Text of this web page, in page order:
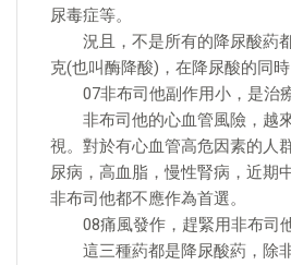
尿毒症等。
況且，不是所有的降尿酸葯
克(也叫酶降酸)，在降尿酸的同時
07非布司他副作用小，是治
非布司他的心血管風險，越
視。對於有心血管高危因素的人
尿病，高血脂，慢性腎病，近期
非布司他都不應作為首選。
08痛風發作，趕緊用非布司
這三種葯都是降尿酸葯，除